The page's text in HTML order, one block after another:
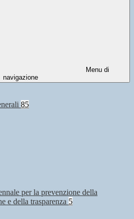
Menu di
navigazione
85
per la prevenzione della
e della trasparenza 5